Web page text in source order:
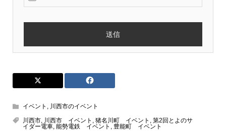
イベント , 川西市のイベント
川西市, 川西市 イベント , 猪名川町 イベント , 第2回とよのサ
イダー電車, 能勢電鉄 イベント , 豊能町 イベント